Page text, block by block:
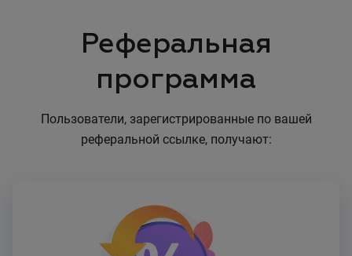
Реферальная
программа
Пользователи, зарегистрированные по вашей
реферальной ссылке, получают: